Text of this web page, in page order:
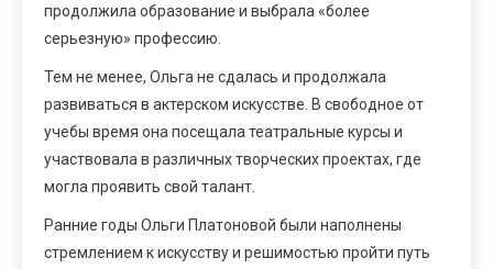
продолжила образование и выбрала «более
серьезную» профессию.
Тем не менее, Ольга не сдалась и продолжала
развиваться в актерском искусстве. В свободное от
учебы время она посещала театральные курсы и
участвовала в различных творческих проектах, где
могла проявить свой талант.
Ранние годы Ольги Платоновой были наполнены
стремлением к искусству и решимостью пройти путь